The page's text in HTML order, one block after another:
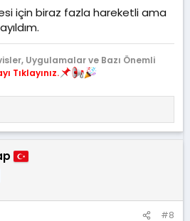
için biraz fazla hareketli ama
Uygulamalar ve Bazı Önemli
Tıklayınız.
#8